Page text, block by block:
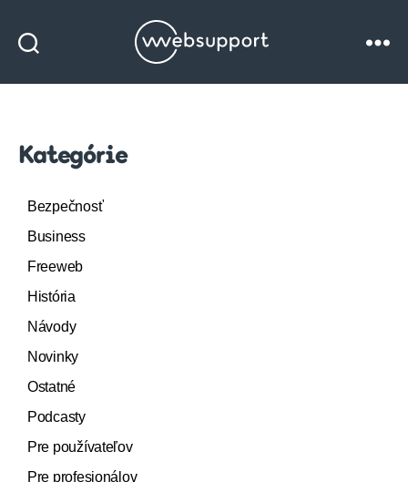
Websupport
Kategórie
Bezpečnosť
Business
Freeweb
História
Návody
Novinky
Ostatné
Podcasty
Pre používateľov
Pre profesionálov